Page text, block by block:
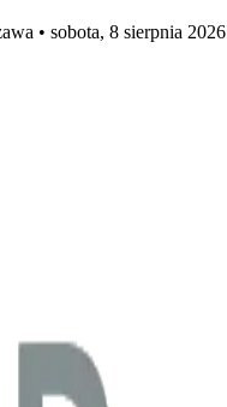
• sobota, 8 sierpnia 2026